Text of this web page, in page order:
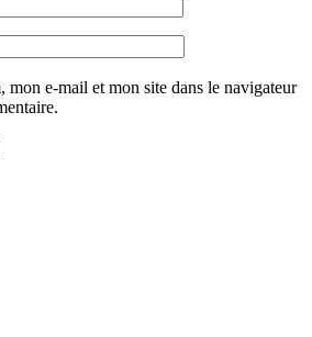
mon e-mail et mon site dans le navigateur